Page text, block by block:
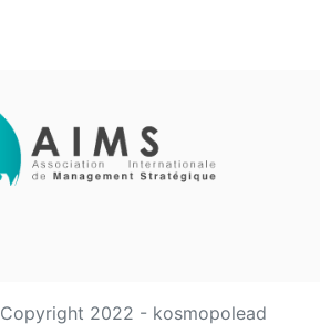
Copyright 2022 - kosmopolead